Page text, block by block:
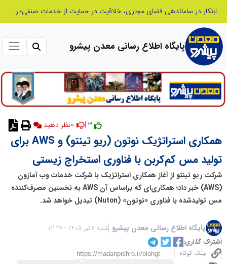
ابتکار در ساماندهی فضای مجازی، خلاقیت در حمایت از خدمات صنفی؛ رویکرد نوین اتحادیه کامیون‌داران کرج
پایگاه اطلاع رسانی معدن پیشرو
3 | نظر دهید
همکاری استراتژیک نوتون (ریو تینتو) و AWS برای
تولید مس کم‌کربن با فناوری استخراج زیستی
شرکت ریو تینتو از آغاز همکاری استراتژیک با شرکت خدمات وب آمازون
(AWS) خبر داد؛ همکاری‌ای که براساس آن AWS به نخستین مصرف‌کننده
مس تولیدشده با فناوری «نوتون» (Nuton) تبدیل خواهد شد.
پایگاه اطلاع رسانی معدن پیشرو شنبه 6 تیر 1405 - 12:26
اشتراک گذاری:
لینک کوتاه